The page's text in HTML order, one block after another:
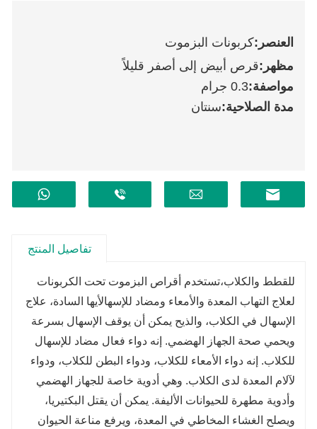
العنصر:كربونات البزموت
مظهر:قرص أبيض إلى أصفر قليلاً
مواصفة:0.3 جرام
مدة الصلاحية:سنتان
تفاصيل المنتج
للقطط والكلاب،تستخدم أقراص البزموت تحت الكربونات
لعلاج التهاب المعدة والأمعاء ومضاد للإسهالأيها السادة، علاج
الإسهال في الكلاب، والذيح يمكن أن يوقف الإسهال بسرعة
ويحمي صحة الجهاز الهضمي. إنه دواء فعال مضاد للإسهال
للكلاب. إنه دواء الأمعاء للكلاب، ودواء البطن للكلاب، ودواء
لآلام المعدة لدى الكلاب. وهي أدوية خاصة للجهاز الهضمي
وأدوية مطهرة للحيوانات الأليفة. يمكن أن يقتل البكتيريا،
ويصلح الغشاء المخاطي في المعدة، ويرفع مناعة الحيوان